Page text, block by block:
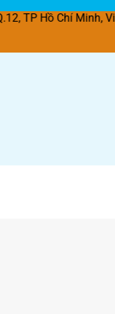
Hồ Chí Minh, Việt Nam